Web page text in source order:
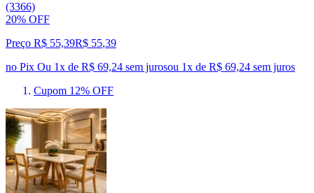
(3366)
20% OFF
Preço R$ 55,39R$ 55,39
no Pix Ou 1x de R$ 69,24 sem jurosou 1x de R$ 69,24 sem juros
Cupom 12% OFF